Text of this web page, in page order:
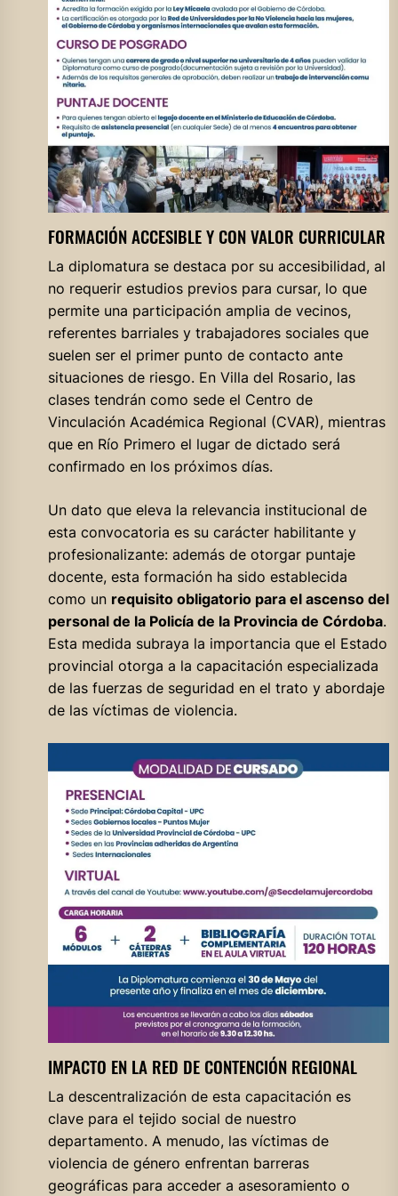
FORMACIÓN ACCESIBLE Y CON VALOR CURRICULAR
La diplomatura se destaca por su accesibilidad, al
no requerir estudios previos para cursar, lo que
permite una participación amplia de vecinos,
referentes barriales y trabajadores sociales que
suelen ser el primer punto de contacto ante
situaciones de riesgo. En Villa del Rosario, las
clases tendrán como sede el Centro de
Vinculación Académica Regional (CVAR), mientras
que en Río Primero el lugar de dictado será
confirmado en los próximos días.
Un dato que eleva la relevancia institucional de
esta convocatoria es su carácter habilitante y
profesionalizante: además de otorgar puntaje
docente, esta formación ha sido establecida
como un requisito obligatorio para el ascenso del
personal de la Policía de la Provincia de Córdoba.
Esta medida subraya la importancia que el Estado
provincial otorga a la capacitación especializada
de las fuerzas de seguridad en el trato y abordaje
de las víctimas de violencia.
IMPACTO EN LA RED DE CONTENCIÓN REGIONAL
La descentralización de esta capacitación es
clave para el tejido social de nuestro
departamento. A menudo, las víctimas de
violencia de género enfrentan barreras
geográficas para acceder a asesoramiento o